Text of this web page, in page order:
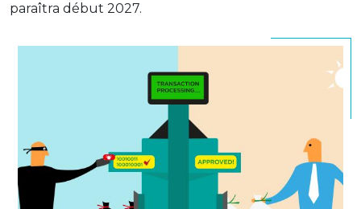
paraîtra début 2027.